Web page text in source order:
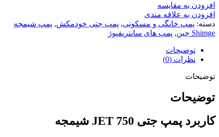
افزودن به مقایسه
افزودن به علاقه مندی
دسته: پمپ خانگی و مسکونی, پمپ جتی خودمکش, پمپ شیمجه
Shimge چین
, پمپ های سانتریفیوژ
توضیحات
نظرات (0)
توضیحات
توضیحات
کاربرد پمپ جتی JET 750 شیمجه